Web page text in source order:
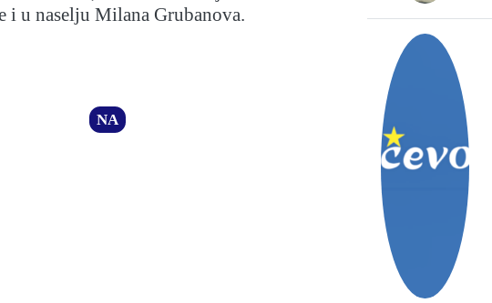
i u naselju Milana Grubanova.
NA